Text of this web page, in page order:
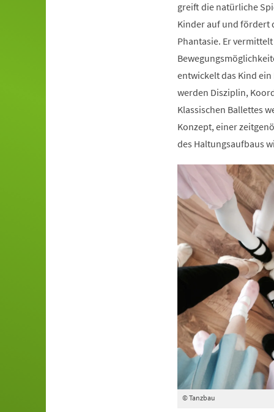
greift die natürliche
Kinder auf und fördert
Phantasie. Er
entwickelt das Kind
werden Disziplin,
Klassischen Ballettes
Konzept, einer
des Haltungsaufbaus
© Tanzbau